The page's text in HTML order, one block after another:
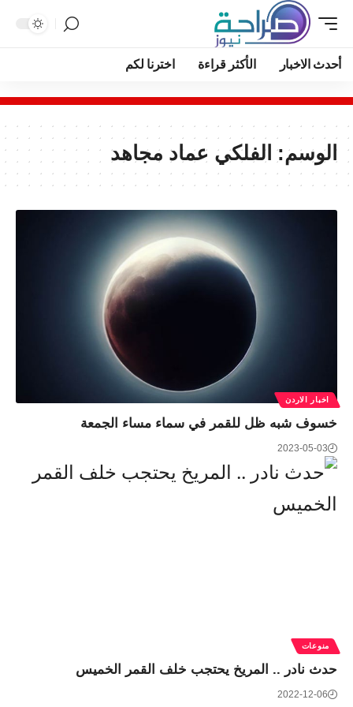
أحدث الاخبار الأكثر قراءة اخترنا لكم
الوسم: الفلكي عماد مجاهد
اخبار الاردن
خسوف شبه ظل للقمر في سماء مساء الجمعة
2023-05-03
منوعات
حدث نادر .. المريخ يحتجب خلف القمر الخميس
2022-12-06